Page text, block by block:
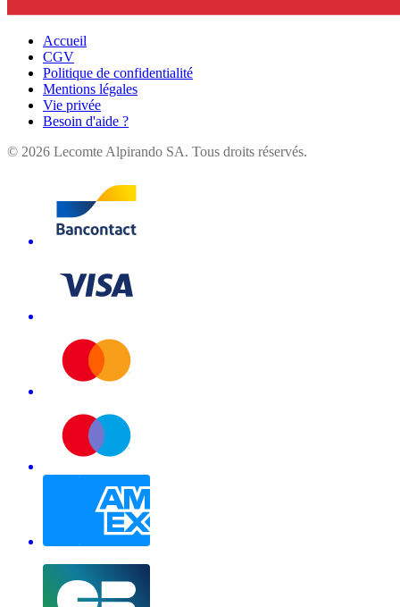
Accueil
CGV
Politique de confidentialité
Mentions légales
Vie privée
Besoin d'aide ?
© 2026 Lecomte Alpirando SA. Tous droits réservés.